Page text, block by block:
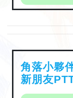
角落小夥
新朋友